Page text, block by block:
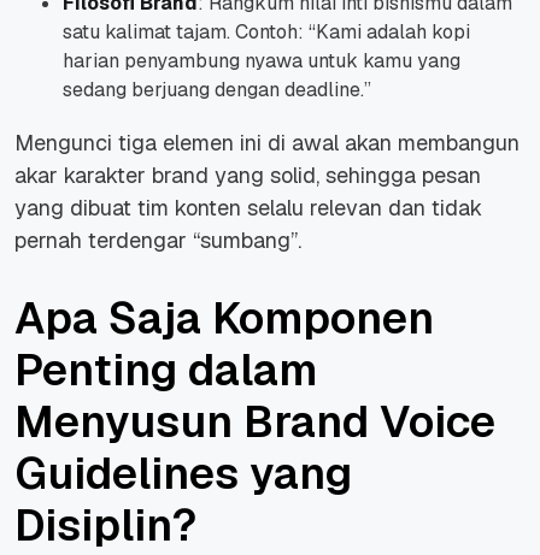
satu kalimat tajam. Contoh: “Kami adalah kopi
harian penyambung nyawa untuk kamu yang
sedang berjuang dengan deadline.”
Mengunci tiga elemen ini di awal akan membangun
akar karakter brand yang solid, sehingga pesan
yang dibuat tim konten selalu relevan dan tidak
pernah terdengar “sumbang”.
Apa Saja Komponen
Penting dalam
Menyusun Brand Voice
Guidelines yang
Disiplin?